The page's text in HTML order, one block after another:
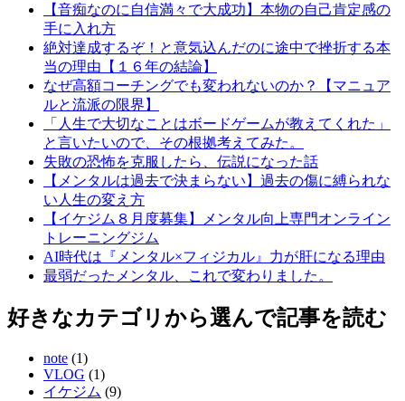
【音痴なのに自信満々で大成功】本物の自己肯定感の
手に入れ方
絶対達成するぞ！と意気込んだのに途中で挫折する本
当の理由【１６年の結論】
なぜ高額コーチングでも変われないのか？【マニュア
ルと流派の限界】
「人生で大切なことはボードゲームが教えてくれた」
と言いたいので、その根拠考えてみた。
失敗の恐怖を克服したら、伝説になった話
【メンタルは過去で決まらない】過去の傷に縛られな
い人生の変え方
【イケジム８月度募集】メンタル向上専門オンライン
トレーニングジム
AI時代は『メンタル×フィジカル』力が肝になる理由
最弱だったメンタル、これで変わりました。
好きなカテゴリから選んで記事を読む
note (1)
VLOG (1)
イケジム (9)